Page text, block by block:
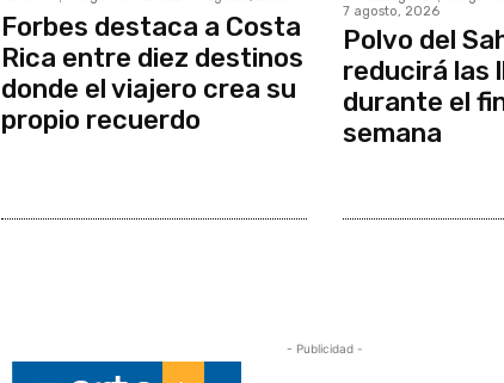
Forbes destaca a Costa
Rica entre diez destinos
donde el viajero crea su
propio recuerdo
7 agosto, 2026
Polvo del
reducirá las
durante el
semana
- Publicidad -